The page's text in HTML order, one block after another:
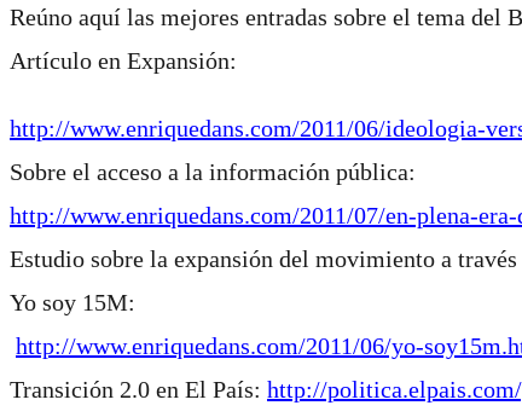
Reúno aquí las mejores entradas sobre el tema del
Artículo en Expansión:
http://www.enriquedans.com/2011/06/ideologia-
Sobre el acceso a la información pública:
http://www.enriquedans.com/2011/07/en-plena-
Estudio sobre la expansión del movimiento a través
Yo soy 15M:
http://www.enriquedans.com/2011/06/yo-
Transición 2.0 en El País: http://